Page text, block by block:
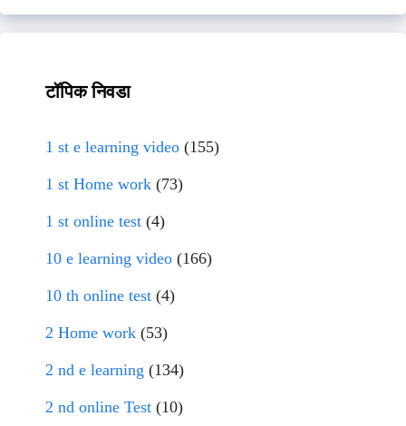
टॉपिक निवडा
1 st e learning video (155)
1 st Home work (73)
1 st online test (4)
10 e learning video (166)
10 th online test (4)
2 Home work (53)
2 nd e learning (134)
2 nd online Test (10)